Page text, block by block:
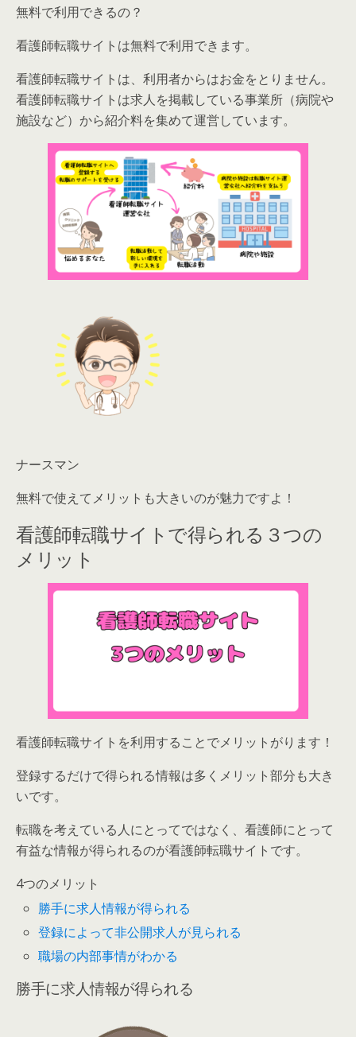
無料で利用できるの？
看護師転職サイトは無料で利用できます。
看護師転職サイトは、利用者からはお金をとりません。
看護師転職サイトは求人を掲載している事業所（病院や
施設など）から紹介料を集めて運営しています。
ナースマン
無料で使えてメリットも大きいのが魅力ですよ！
看護師転職サイトで得られる３つの
メリット
看護師転職サイトを利用することでメリットがります！
登録するだけで得られる情報は多くメリット部分も大き
いです。
転職を考えている人にとってではなく、 看護師にとって
有益な情報が得られるのが看護師転職サイトです。
4つのメリット
勝手に求人情報が得られる
登録によって非公開求人が見られる
職場の内部事情がわかる
勝手に求人情報が得られる